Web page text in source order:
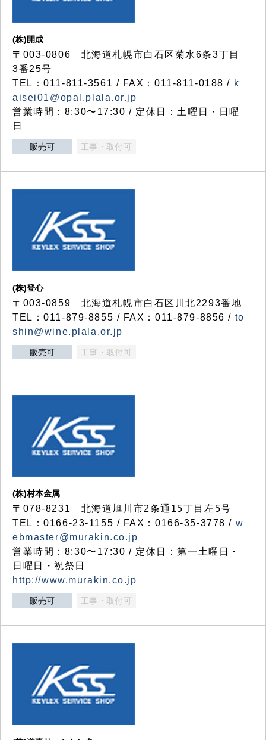
(株)開成
〒003-0806 北海道札幌市白石区菊水6条3丁目
3番25号
TEL：011-811-3561 / FAX：011-811-0188 / k
aisei01@opal.plala.or.jp
営業時間：8:30〜17:30 / 定休日：土曜日・日曜
日
販売可 工事・取付可
(株)登心
〒003-0859 北海道札幌市白石区川北2293番地
TEL：011-879-8855 / FAX：011-879-8856 / to
shin@wine.plala.or.jp
販売可 工事・取付可
(株)村本金属
〒078-8231 北海道旭川市2条通15丁目左5号
TEL：0166-23-1155 / FAX：0166-35-3778 / w
ebmaster@murakin.co.jp
営業時間：8:30〜17:30 / 定休日：第一土曜日・
日曜日・祝祭日
http://www.murakin.co.jp
販売可 工事・取付可